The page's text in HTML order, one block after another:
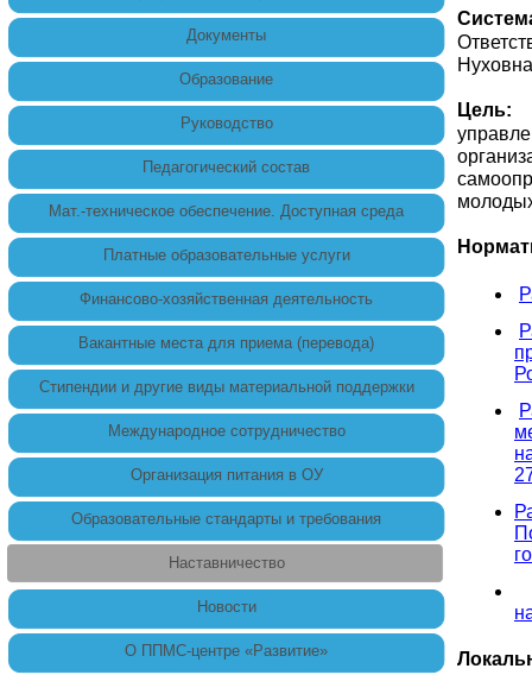
Документы
Образование
Руководство
Педагогический состав
Мат.-техническое обеспечение. Доступная среда
Платные образовательные услуги
Финансово-хозяйственная деятельность
Вакантные места для приема (перевода)
Стипендии и другие виды материальной поддержки
Международное сотрудничество
Организация питания в ОУ
Образовательные стандарты и требования
Наставничество
Новости
О ППМС-центре «Развитие»
Нуховна
Цель: